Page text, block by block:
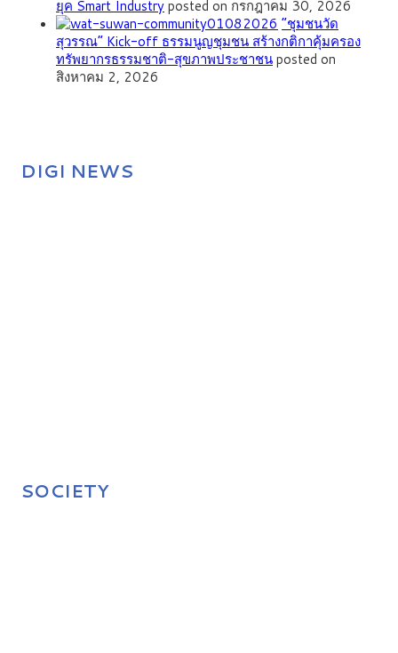
ยุค Smart Industryposted on กรกฎาคม 30, 2026
”ชุมชนวัด
สุวรรณ” Kick-off ธรรมนูญชุมชน สร้างกติกาคุ้มครอง
ทรัพยากรธรรมชาติ-สุขภาพประชาชนposted on
สิงหาคม 2, 2026
DIGI NEWS
SOCIETY